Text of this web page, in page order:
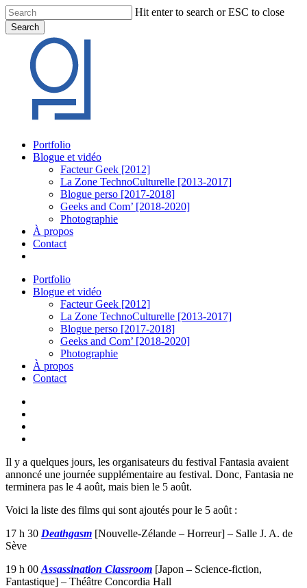
Skip
to
main
content
Hit enter to search or ESC to close
Search
Search
Menu
Portfolio
Blogue et vidéo
Facteur Geek [2012]
La Zone TechnoCulturelle [2013-2017]
Blogue perso [2017-2018]
Geeks and Com’ [2018-2020]
Photographie
À propos
Contact
Portfolio
Blogue et vidéo
Facteur Geek [2012]
La Zone TechnoCulturelle [2013-2017]
Blogue perso [2017-2018]
Geeks and Com’ [2018-2020]
Photographie
À propos
Contact
Il y a quelques jours, les organisateurs du festival Fantasia avaient
annoncé une journée supplémentaire au festival. Donc, Fantasia ne
terminera pas le 4 août, mais bien le 5 août.
Voici la liste des films qui sont ajoutés pour le 5 août :
17 h 30 Deathgasm [Nouvelle-Zélande – Horreur] – Salle J. A. de
Sève
19 h 00 Assassination Classroom [Japon – Science-fiction,
Fantastique] – Théâtre Concordia Hall